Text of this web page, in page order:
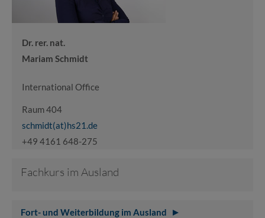
Dr. rer. nat.
Mariam Schmidt
International Office
Raum 404
schmidt(at)hs21.de
+49 4161 648-275
Fachkurs im Ausland
Fort- und Weiterbildung im Ausland